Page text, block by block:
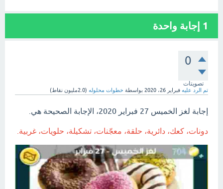
1 إجابة واحدة
0
تصويتات
تم الرد عليه فبراير 26، 2020 بواسطة خطوات محلوله (2.0مليون نقاط)
إجابة لغز الخميس 27 فبراير 2020، الإجابة الصحيحة هي.
دونات، كعك، دائرية، حلقة، معجّنات، تشكيلة، حلويات، غربية.